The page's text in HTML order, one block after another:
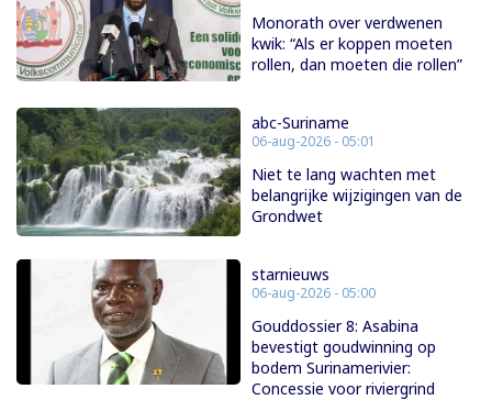
Monorath over verdwenen
kwik: “Als er koppen moeten
rollen, dan moeten die rollen”
abc-Suriname
06-aug-2026 - 05:01
Niet te lang wachten met
belangrijke wijzigingen van de
Grondwet
starnieuws
06-aug-2026 - 05:00
Gouddossier 8: Asabina
bevestigt goudwinning op
bodem Surinamerivier:
Concessie voor riviergrind